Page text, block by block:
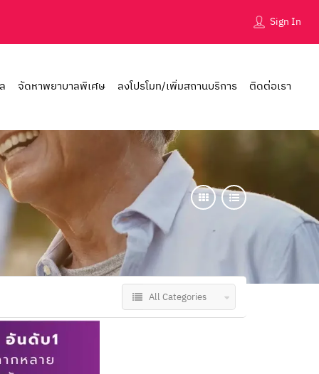
Sign In
จัดหาพยาบาลพิเศษ ลงโปรโมท/เพิ่มสถานบริการ ติดต่อเรา
All Categories